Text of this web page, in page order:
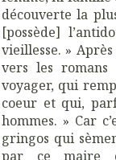
découverte la
[possède]
vieillesse. »
vers les romans
voyager, qui
coeur et qui,
hommes. » Car
gringos qui
par ce maire